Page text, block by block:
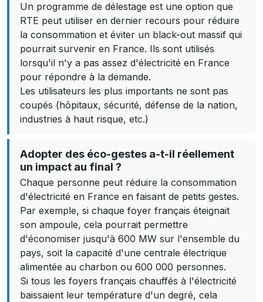
Un programme de délestage est une option que
RTE peut utiliser en dernier recours pour réduire
la consommation et éviter un black-out massif qui
pourrait survenir en France. Ils sont utilisés
lorsqu'il n'y a pas assez d'électricité en France
pour répondre à la demande.
Les utilisateurs les plus importants ne sont pas
coupés (hôpitaux, sécurité, défense de la nation,
industries à haut risque, etc.)
Adopter des éco-gestes a-t-il réellement
un impact au final ?
Chaque personne peut réduire la consommation
d'électricité en France en faisant de petits gestes.
Par exemple, si chaque foyer français éteignait
son ampoule, cela pourrait permettre
d'économiser jusqu'à 600 MW sur l'ensemble du
pays, soit la capacité d'une centrale électrique
alimentée au charbon ou 600 000 personnes.
Si tous les foyers français chauffés à l'électricité
baissaient leur température d'un degré, cela